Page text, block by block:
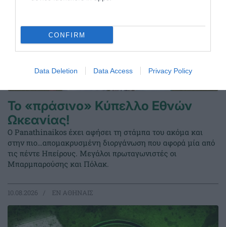
CONFIRM
Data Deletion Data Access Privacy Policy
Το «πράσινο» Κύπελλο Εθνών
Ωκεανίας!
Ο Panathinaikos έχει αφήσει τη στάμπα του ακόμα και
στην πιο…απομακρυσμένη διοργάνωση που αφορά μία από
τις πέντε Ηπείρους. Μεγάλοι πρωταγωνιστές οι
Μπαρμπαρούσης και Πόλακ.
10.08.2026 EΝ ΑΘΗΝΑΙΣ